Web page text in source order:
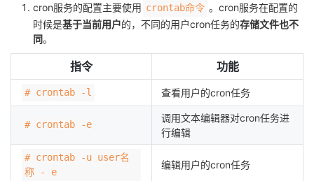
课
的
证
我
实
的
藏
术
云
cron服务的配置主要使用 crontab命令 。cron服务在配置的
时候是基于当前用户的，不同的用户cron任务的存储文件也不
同。
指令 功能
# crontab -l 查看用户的cron任务
# crontab -e
调用文本编辑器对cron任务进
行编辑
# crontab -u user名
称 - e
编辑用户的cron任务